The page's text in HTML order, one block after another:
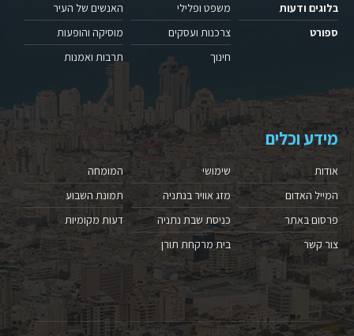
בלוגים ודעות
ספורט
משפט ופלילי
צרכנות ועסקים
חינוך
האנשים של העיר
מוסיקה והופעות
תרבות ואמנות
מידע וכלים
אודות
המייל האדום
פרסום באתר
צור קשר
שימושי
מזג אוויר בנתניה
כניסת שבת נתניה
בית מרקחת תורן
המומחה
תמונת השבוע
דעות מקומיות